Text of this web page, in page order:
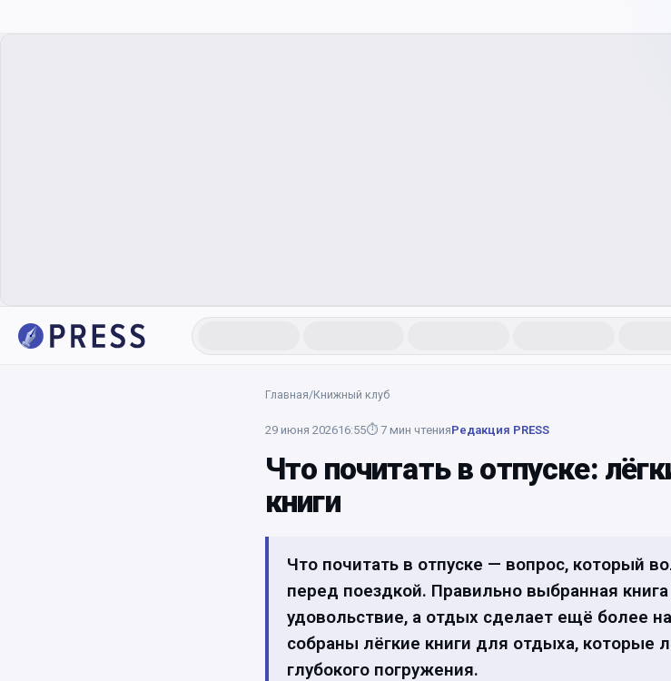
Главная/Книжный клуб
29 июня 202616:55⏱ 7 мин чтенияРедакция PRESS
Что почитать в отпуске:
книги
Что почитать в отпуске — вопрос, который
перед поездкой. Правильно выбранная
удовольствие, а отдых сделает ещё более
собраны лёгкие книги для отдыха, которые
глубокого погружения.